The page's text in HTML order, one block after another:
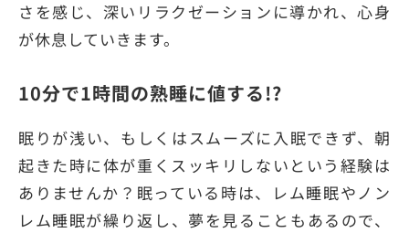
さを感じ、深いリラクゼーションに導かれ、心身
が休息していきます。
10分で1時間の熟睡に値する!?
眠りが浅い、もしくはスムーズに入眠できず、朝
起きた時に体が重くスッキリしないという経験は
ありませんか？眠っている時は、レム睡眠やノン
レム睡眠が繰り返し、夢を見ることもあるので、